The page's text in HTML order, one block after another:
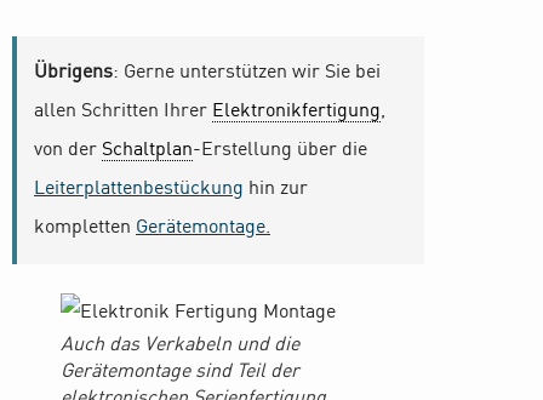
Übrigens: Gerne unterstützen wir Sie bei
allen Schritten Ihrer Elektronikfertigung,
von der Schaltplan-Erstellung über die
Leiterplattenbestückung hin zur
kompletten Gerätemontage.
Auch das Verkabeln und die
Gerätemontage sind Teil der